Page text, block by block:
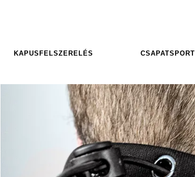
KAPUSFELSZERELÉS CSAPATSPORT